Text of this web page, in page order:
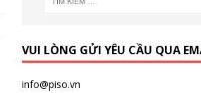
VUI LÒNG GỬI YÊU CẦU QUA
info@piso.vn